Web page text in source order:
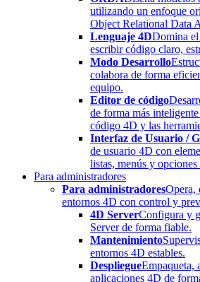
utilizando un enfoque
Object Relational Data
Lenguaje 4DDomina
escribir código claro,
Modo Desarrollo
colabora de forma
equipo.
Editor de código
de forma más
código 4D y las
Interfaz de Usuario /
de usuario 4D con
listas, menús y
Para administradores
Para administradoresOpera,
entornos 4D con control y
4D ServerConfigura y
Server de forma fiable.
Mantenimiento
entornos 4D estables.
DespliegueEmpaqueta,
aplicaciones 4D de